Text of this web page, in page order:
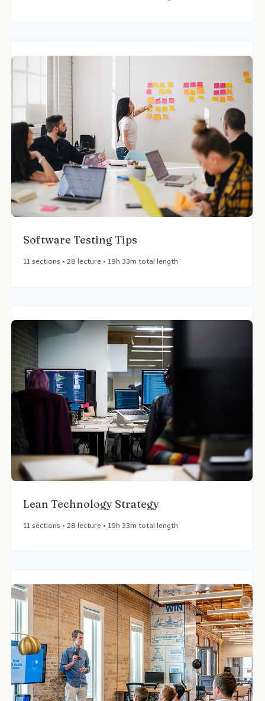
Software Testing Tips
11 sections • 28 lecture • 19h 33m total length
Lean Technology Strategy
11 sections • 28 lecture • 19h 33m total length